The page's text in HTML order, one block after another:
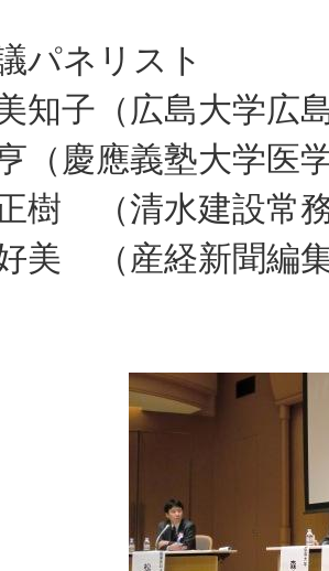
パネリスト
子（広島大学広
慶應義塾大学医
樹 （清水建設常
美 （産経新聞編